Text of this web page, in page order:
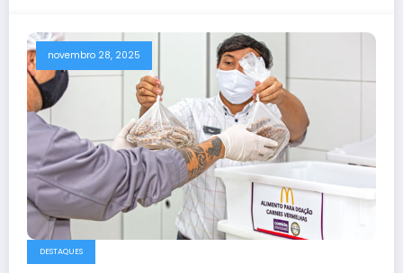
novembro 28, 2025
DESTAQUES